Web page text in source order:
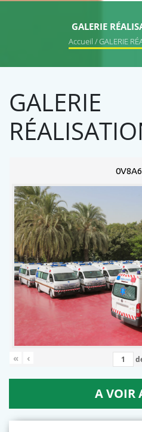
GALERIE
Accueil / GALERIE
GALERIE
« ‹
A VOIR